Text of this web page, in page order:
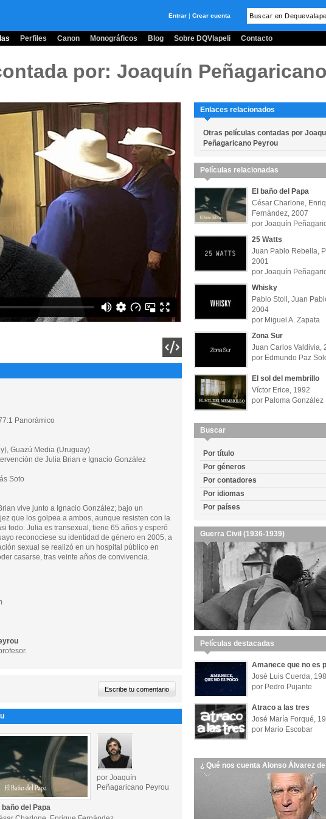
Entrar | Crear cuenta
Perfiles Canon Monográficos Blog Sobre DQVlapeli Contacto
por: Joaquín Peñagaricano
Panorámico
Guazú Media (Uruguay)
de Julia Brian e Ignacio González
Soto
vive junto a Ignacio González; bajo un
que los golpea a ambos, aunque resisten con la
todo. Julia es transexual, tiene 65 años y esperó
reconociese su identidad de género en 2005, a
sexual se realizó en un hospital público en
casarse, tras veinte años de convivencia.
por Joaquín
Peñagaricano Peyrou
baño del Papa
Enlaces relacionados
Otras películas contadas por
Peñagaricano Peyrou
Películas relacionadas
El baño del Papa
César Charlone,
Fernández, 2007
por Joaquín
25 Watts
Juan Pablo Rebella,
2001
por Joaquín
Whisky
Pablo Stoll, Juan
2004
por Miguel A. Zapata
Zona Sur
Juan Carlos Valdivia,
por Edmundo Paz
El sol del membrillo
Víctor Erice, 1992
por Paloma González
Buscar
Por título
Por géneros
Por contadores
Por idiomas
Por países
Guerra Civil (1936-1939)
Películas destacadas
Amanece que no es
José Luis Cuerda,
por Pedro Pujante
Atraco a las tres
José María Forqué,
por Mario Escobar
¿ Qué nos cuenta Alonso Álvarez de